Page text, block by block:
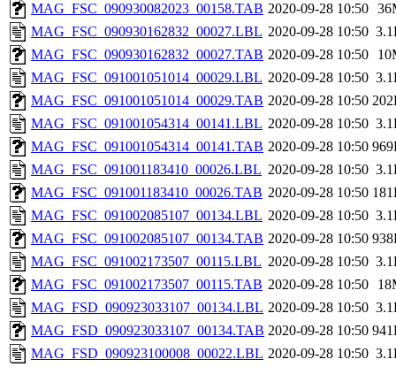
MAG_FSC_090930082023_00158.TAB 2020-09-28 10:50
MAG_FSC_090930162832_00027.LBL 2020-09-28 10:50
MAG_FSC_090930162832_00027.TAB 2020-09-28 10:50
MAG_FSC_091001051014_00029.LBL 2020-09-28 10:50
MAG_FSC_091001051014_00029.TAB 2020-09-28 10:50
MAG_FSC_091001054314_00141.LBL 2020-09-28 10:50
MAG_FSC_091001054314_00141.TAB 2020-09-28 10:50
MAG_FSC_091001183410_00026.LBL 2020-09-28 10:50
MAG_FSC_091001183410_00026.TAB 2020-09-28 10:50
MAG_FSC_091002085107_00134.LBL 2020-09-28 10:50
MAG_FSC_091002085107_00134.TAB 2020-09-28 10:50
MAG_FSC_091002173507_00115.LBL 2020-09-28 10:50
MAG_FSC_091002173507_00115.TAB 2020-09-28 10:50
MAG_FSD_090923033107_00134.LBL 2020-09-28 10:50
MAG_FSD_090923033107_00134.TAB 2020-09-28 10:50
MAG_FSD_090923100008_00022.LBL 2020-09-28 10:50